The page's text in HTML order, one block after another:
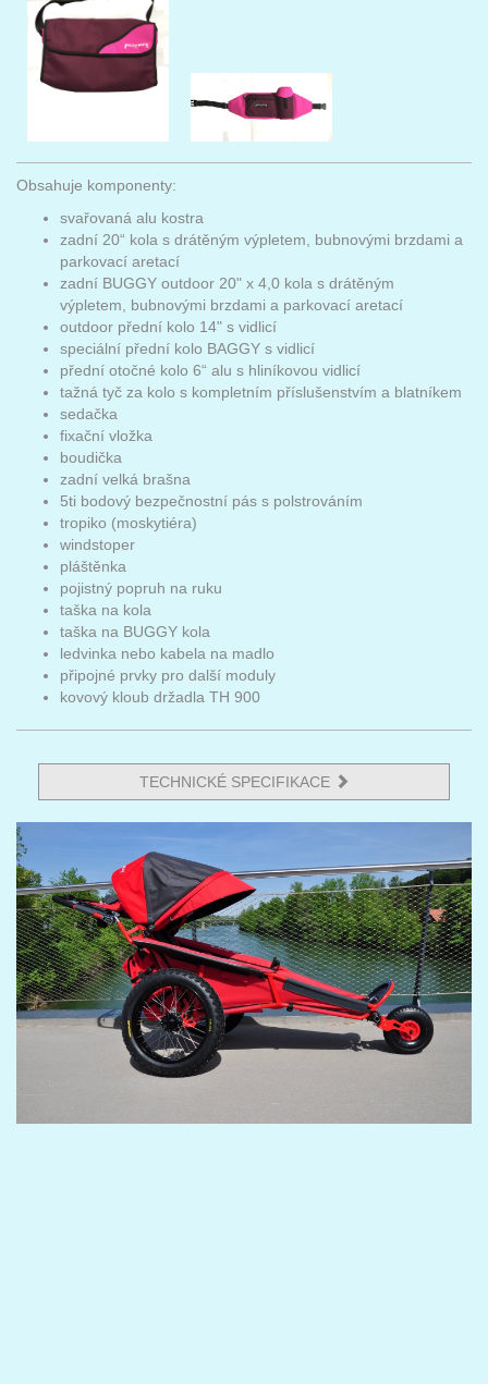
Obsahuje komponenty:
svařovaná alu kostra
zadní 20“ kola s drátěným výpletem, bubnovými brzdami a
parkovací aretací
zadní BUGGY outdoor 20" x 4,0 kola s drátěným
výpletem, bubnovými brzdami a parkovací aretací
outdoor přední kolo 14" s vidlicí
speciální přední kolo BAGGY s vidlicí
přední otočné kolo 6“ alu s hliníkovou vidlicí
tažná tyč za kolo s kompletním příslušenstvím a blatníkem
sedačka
fixační vložka
boudička
zadní velká brašna
5ti bodový bezpečnostní pás s polstrováním
tropiko (moskytiéra)
windstoper
pláštěnka
pojistný popruh na ruku
taška na kola
taška na BUGGY kola
ledvinka nebo kabela na madlo
připojné prvky pro další moduly
kovový kloub držadla TH 900
TECHNICKÉ SPECIFIKACE